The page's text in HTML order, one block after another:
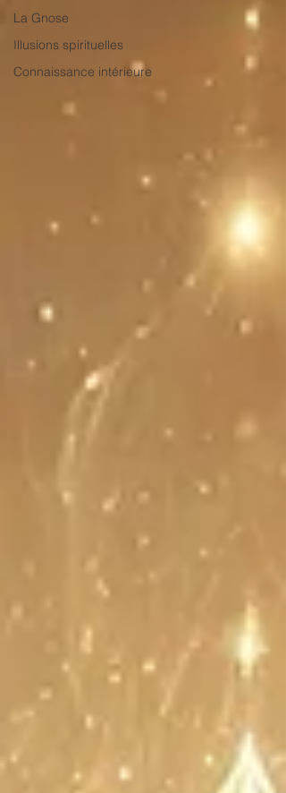
La Gnose
Illusions spirituelles
Connaissance intérieure